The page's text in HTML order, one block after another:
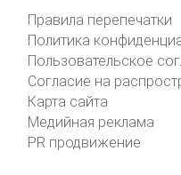
Правила перепечатки
Политика
Пользовательское
Согласие на
Карта сайта
Медийная реклама
PR продвижение